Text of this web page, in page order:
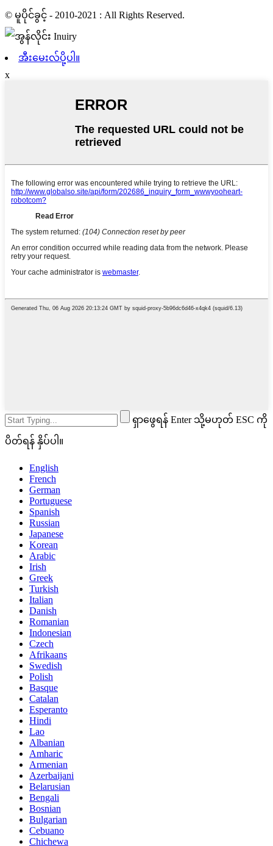
© မူပိုင်ခွင့် - 2010-2021 : All Rights Reserved.
အီးမေးလ်ပို့ပါ။
x
ရှာဖွေရန် Enter သို့မဟုတ် ESC ကို
ပိတ်ရန် နှိပ်ပါ။
English
French
German
Portuguese
Spanish
Russian
Japanese
Korean
Arabic
Irish
Greek
Turkish
Italian
Danish
Romanian
Indonesian
Czech
Afrikaans
Swedish
Polish
Basque
Catalan
Esperanto
Hindi
Lao
Albanian
Amharic
Armenian
Azerbaijani
Belarusian
Bengali
Bosnian
Bulgarian
Cebuano
Chichewa